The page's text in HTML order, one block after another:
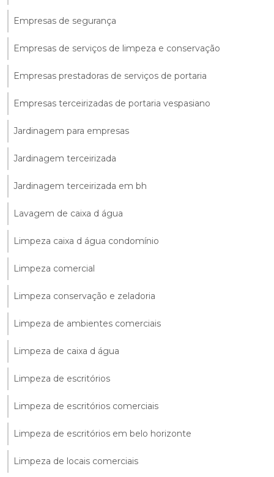
Empresas de segurança
Empresas de serviços de limpeza e conservação
Empresas prestadoras de serviços de portaria
Empresas terceirizadas de portaria vespasiano
Jardinagem para empresas
Jardinagem terceirizada
Jardinagem terceirizada em bh
Lavagem de caixa d água
Limpeza caixa d água condomínio
Limpeza comercial
Limpeza conservação e zeladoria
Limpeza de ambientes comerciais
Limpeza de caixa d água
Limpeza de escritórios
Limpeza de escritórios comerciais
Limpeza de escritórios em belo horizonte
Limpeza de locais comerciais